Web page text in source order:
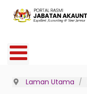
Laman Utama